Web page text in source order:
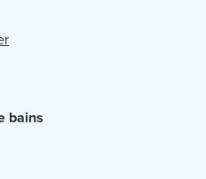
bains